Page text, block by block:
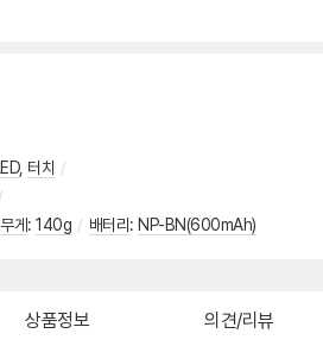
, 터치 /
/
무게 : 140g / 배터리: NP-BN(600mAh)
상품정보 의견/리뷰